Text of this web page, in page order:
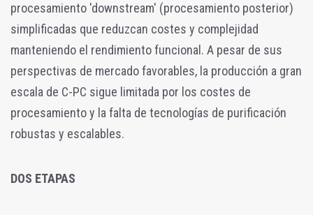
procesamiento 'downstream' (procesamiento posterior)
simplificadas que reduzcan costes y complejidad
manteniendo el rendimiento funcional. A pesar de sus
perspectivas de mercado favorables, la producción a gran
escala de C-PC sigue limitada por los costes de
procesamiento y la falta de tecnologías de purificación
robustas y escalables.
DOS ETAPAS